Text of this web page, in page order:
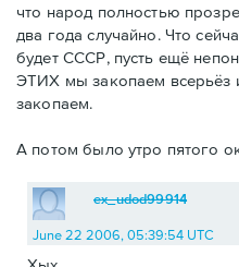
что народ полностью
два года случайно. Что
будет СССР, пусть ещё
ЭТИХ мы закопаем всерьёз
закопаем.
А потом было утро пятого
ex_udod99914
June 22 2006, 05:39:54 UTC